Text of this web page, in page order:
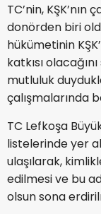
TC’nin, KŞK’nın
donörden biri
hükümetinin
katkısı
mutluluk
çalışmalarında
TC Lefkoşa
listelerinde yer
ulaşılarak,
edilmesi ve bu
olsun sona